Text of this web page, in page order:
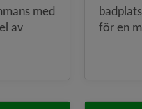
med
av
för en